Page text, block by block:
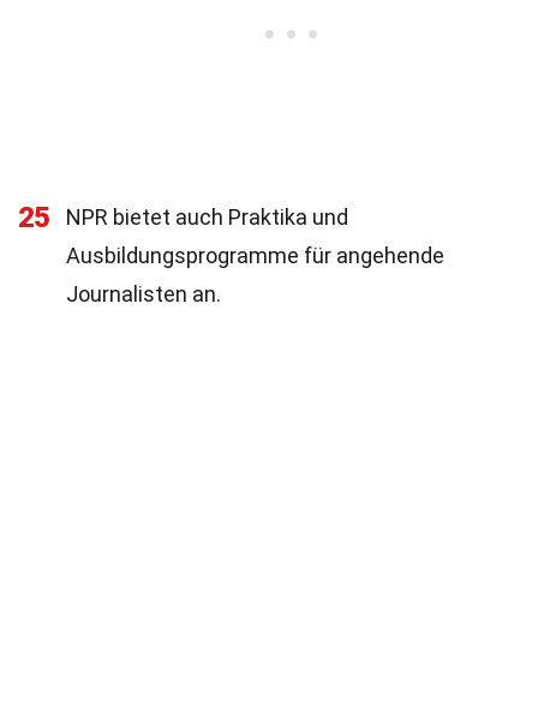
25
NPR bietet auch Praktika und
Ausbildungsprogramme für angehende
Journalisten an.